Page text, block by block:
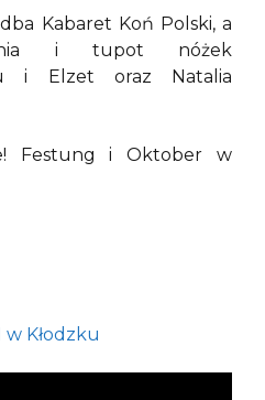
Kabaret Koń Polski, a
i tupot nóżek
i Elzet oraz Natalia
Festung i Oktober w
w Kłodzku